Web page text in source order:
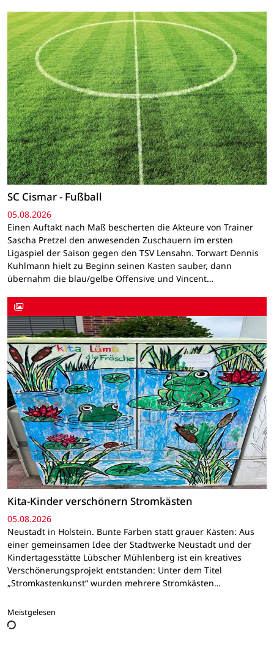
SC Cismar - Fußball
05.08.2026
Einen Auftakt nach Maß bescherten die Akteure von Trainer
Sascha Pretzel den anwesenden Zuschauern im ersten
Ligaspiel der Saison gegen den TSV Lensahn. Torwart Dennis
Kuhlmann hielt zu Beginn seinen Kasten sauber, dann
übernahm die blau/gelbe Offensive und Vincent…
Kita-Kinder verschönern Stromkästen
05.08.2026
Neustadt in Holstein. Bunte Farben statt grauer Kästen: Aus
einer gemeinsamen Idee der Stadtwerke Neustadt und der
Kindertagesstätte Lübscher Mühlenberg ist ein kreatives
Verschönerungsprojekt entstanden: Unter dem Titel
„Stromkastenkunst“ wurden mehrere Stromkästen…
Meistgelesen